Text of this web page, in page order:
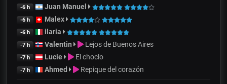
-6 h Juan Manuel
-6 h Malex
-6 h ilaria
-7 h Valentin Lejos de Buenos Aires
-7 h Lucie El choclo
-7 h Ahmed Repique del corazón